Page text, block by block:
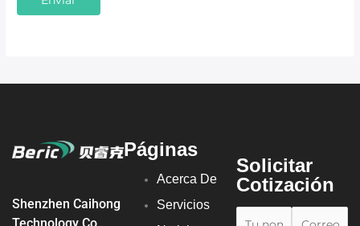
Shenzhen Caihong
Technology Co.,
Páginas
Acerca De
Servicios
Solicitar
Cotización